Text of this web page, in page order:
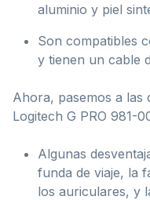
aluminio y piel
Son compatibles
y tienen un cable
Ahora, pasemos a las
Logitech G PRO 981-
Algunas
funda de viaje, la
los auriculares, y